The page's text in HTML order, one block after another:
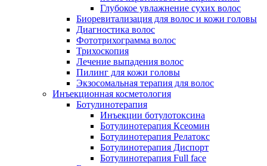
Глубокое увлажнение сухих волос
Биоревитализация для волос и кожи головы
Диагностика волос
Фототрихограмма волос
Трихоскопия
Лечение выпадения волос
Пилинг для кожи головы
Экзосомальная терапия для волос
Инъекционная косметология
Ботулинотерапия
Инъекции ботулотоксина
Ботулинотерапия Ксеомин
Ботулинотерапия Релатокс
Ботулинотерапия Диспорт
Ботулинотерапия Full face